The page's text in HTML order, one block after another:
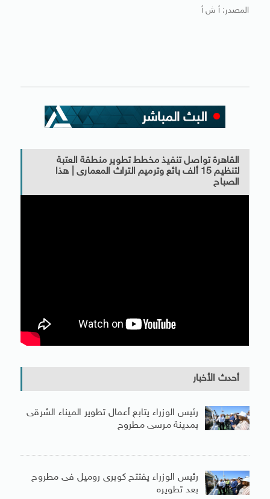
المصدر: أ ش أ
القاهرة تواصل تنفيذ مخطط تطوير منطقة العتبة
لتنظيم 15 ألف بائع وترميم التراث المعمارى | هذا
الصباح
أحدث الأخبار
رئيس الوزراء يتابع أعمال تطوير الميناء الشرقى
بمدينة مرسى مطروح
رئيس الوزراء يفتتح كوبرى روميل فى مطروح
بعد تطويره